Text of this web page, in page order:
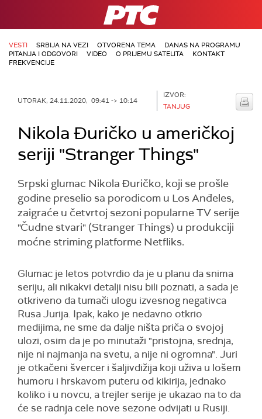
RTS
VESTI SRBIJA NA VEZI OTVORENA TEMA
DANAS NA PROGRAMU
PITANJA I ODGOVORI
VIDEO O PRIJEMU SATELITA
KONTAKT
FREKVENCIJE
UTORAK, 24.11.2020, 09:41 -> 10:14
IZVOR:
TANJUG
Nikola Đuričko u američkoj
seriji "Stranger Things"
Srpski glumac Nikola Ðuričko, koji se prošle
godine preselio sa porodicom u Los Anđeles,
zaigraće u četvrtoj sezoni popularne TV serije
"Čudne stvari" (Stranger Things) u produkciji
moćne striming platforme Netfliks.
Glumac je letos potvrdio da je u planu da snima
seriju, ali nikakvi detalji nisu bili poznati, a sada je
otkriveno da tumači ulogu izvesnog negativca
Rusa Jurija. Ipak, kako je nedavno otkrio
medijima, ne sme da dalje ništa priča o svojoj
ulozi, osim da je po minutaži "pristojna, srednja,
nije ni najmanja na svetu, a nije ni ogromna". Juri
je otkačeni švercer i šaljivdižija koji uživa u lošem
humoru i hrskavom puteru od kikirija, jednako
koliko i u novcu, a trejler serije je ukazao na to da
će se radnja cele nove sezone odvijati u Rusiji.